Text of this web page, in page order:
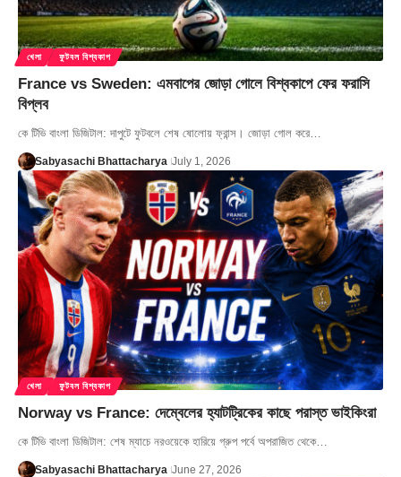
খেলা ফুটবল বিশ্বকাপ
France vs Sweden: এমবাপের জোড়া গোলে বিশ্বকাপে ফের ফরাসি
বিপ্লব
কে টিভি বাংলা ডিজিটাল: দাপুটে ফুটবলে শেষ ষোলোয় ফ্রান্স। জোড়া গোল করে…
Sabyasachi Bhattacharya July 1, 2026
খেলা ফুটবল বিশ্বকাপ
Norway vs France: দেম্বেলের হ্যাটট্রিকের কাছে পরাস্ত ভাইকিংরা
কে টিভি বাংলা ডিজিটাল: শেষ ম্যাচে নরওয়েকে হারিয়ে গ্রুপ পর্বে অপরাজিত থেকে…
Sabyasachi Bhattacharya June 27, 2026